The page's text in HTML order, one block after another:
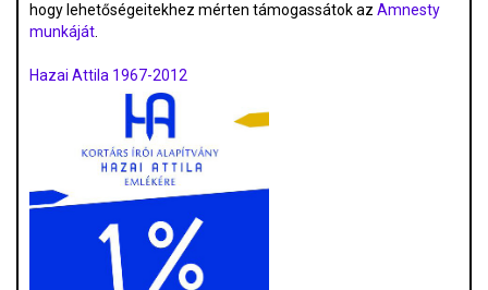
hogy lehetőségeitekhez mérten támogassátok az Amnesty
munkáját.
Hazai Attila 1967-2012